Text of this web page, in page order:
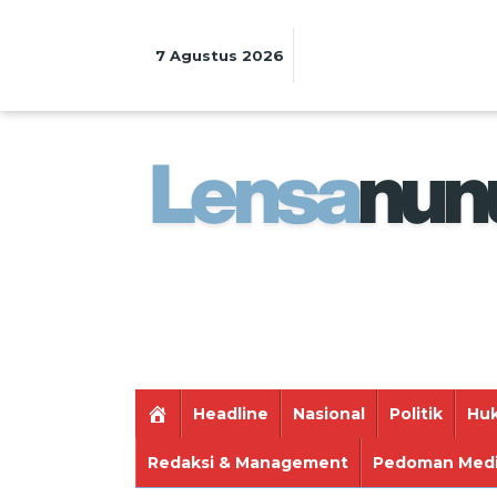
7 Agustus 2026
Headline Nasional Politik
Redaksi & Management Pedoman